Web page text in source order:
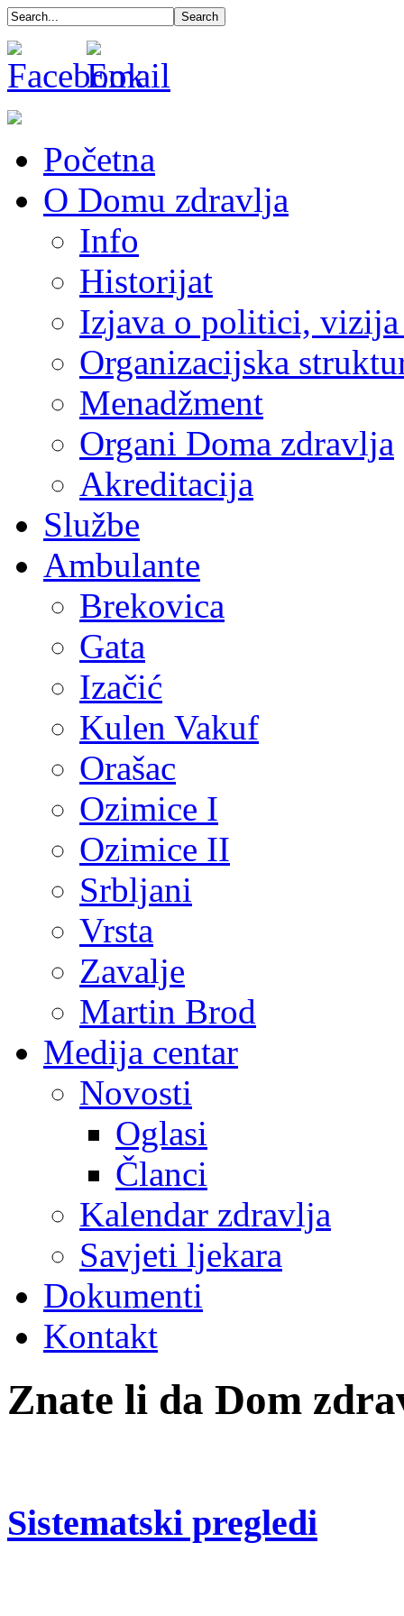
Početna
O Domu zdravlja
Info
Historijat
Izjava o politici,
Organizacijska
Menadžment
Organi Doma zdravlja
Akreditacija
Službe
Ambulante
Brekovica
Gata
Izačić
Kulen Vakuf
Orašac
Ozimice I
Ozimice II
Srbljani
Vrsta
Zavalje
Martin Brod
Medija centar
Novosti
Oglasi
Članci
Kalendar zdravlja
Savjeti ljekara
Dokumenti
Kontakt
Znate li da Dom
Sistematski pregledi